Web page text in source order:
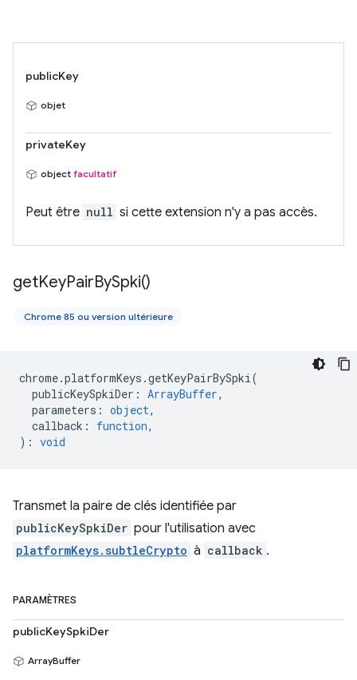
publicKey
objet
privateKey
object facultatif
Peut être null si cette extension n'y a pas accès.
getKeyPairBySpki()
Chrome 85 ou version ultérieure
chrome.platformKeys .getKeyPairBySpki(
publicKeySpkiDer : ArrayBuffer,
parameters : object,
callback : function,
) : void
Transmet la paire de clés identifiée par
publicKeySpkiDer pour l'utilisation avec
platformKeys.subtleCrypto à callback .
PARAMÈTRES
publicKeySpkiDer
ArrayBuffer